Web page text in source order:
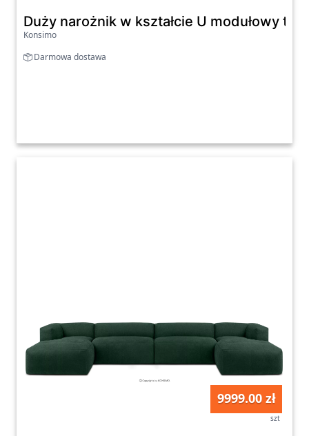
Duży narożnik w kształcie U modułowy
Konsimo
Darmowa dostawa
9999.00 zł
szt